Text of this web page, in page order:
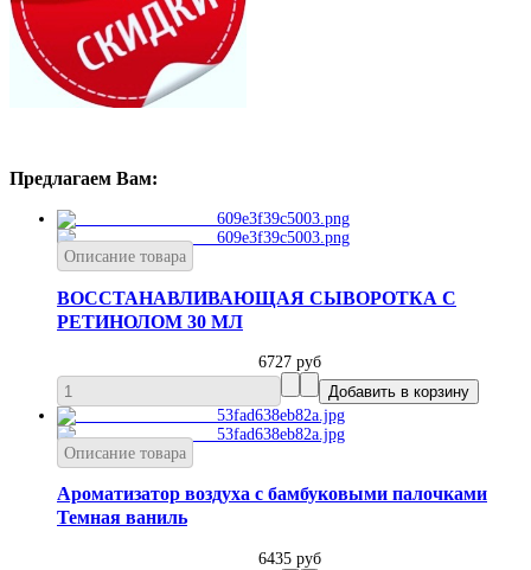
Предлагаем Вам:
Описание товара
ВОССТАНАВЛИВАЮЩАЯ СЫВОРОТКА С
РЕТИНОЛОМ 30 МЛ
6727 руб
Описание товара
Ароматизатор воздуха с бамбуковыми палочками
Темная ваниль
6435 руб